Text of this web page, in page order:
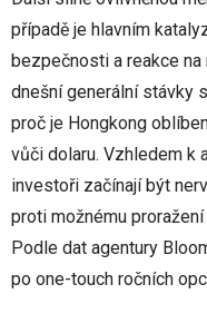
případě je hlavním
bezpečnosti a reakce
dnešní generální stávky
proč je Hongkong
vůči dolaru. Vzhledem k
investoři začínají být
proti možnému
Podle dat agentury
po one-touch ročních